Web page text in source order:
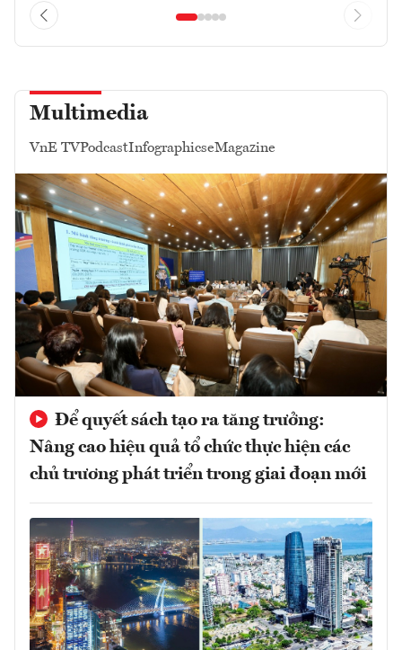
Multimedia
VnE TVPodcastInfographicseMagazine
Để quyết sách tạo ra tăng trưởng:
Nâng cao hiệu quả tổ chức thực hiện các
chủ trương phát triển trong giai đoạn mới